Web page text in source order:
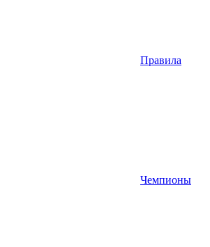
Правила
Чемпионы